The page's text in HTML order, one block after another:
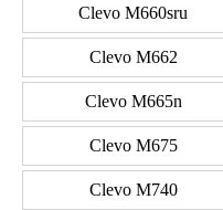
Clevo M660sru
Clevo M662
Clevo M665n
Clevo M675
Clevo M740